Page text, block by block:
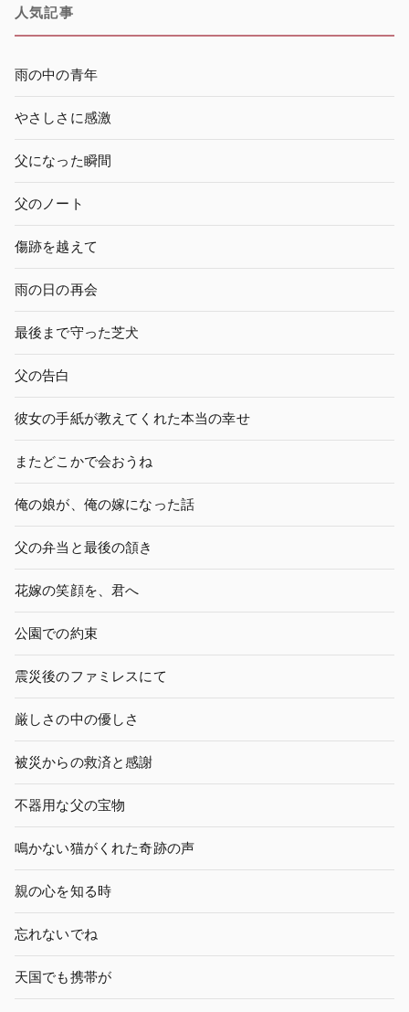
人気記事
雨の中の青年
やさしさに感激
父になった瞬間
父のノート
傷跡を越えて
雨の日の再会
最後まで守った芝犬
父の告白
彼女の手紙が教えてくれた本当の幸せ
またどこかで会おうね
俺の娘が、俺の嫁になった話
父の弁当と最後の頷き
花嫁の笑顔を、君へ
公園での約束
震災後のファミレスにて
厳しさの中の優しさ
被災からの救済と感謝
不器用な父の宝物
鳴かない猫がくれた奇跡の声
親の心を知る時
忘れないでね
天国でも携帯が